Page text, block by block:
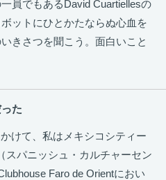
員でもあるDavid Cuartiellesの
ットにひとかたならぬ心血を
きさつを聞こう。面白いこと
た
けて、私はメキシコシティー
（スパニッシュ・カルチャーセン
Faro de Orientにおい